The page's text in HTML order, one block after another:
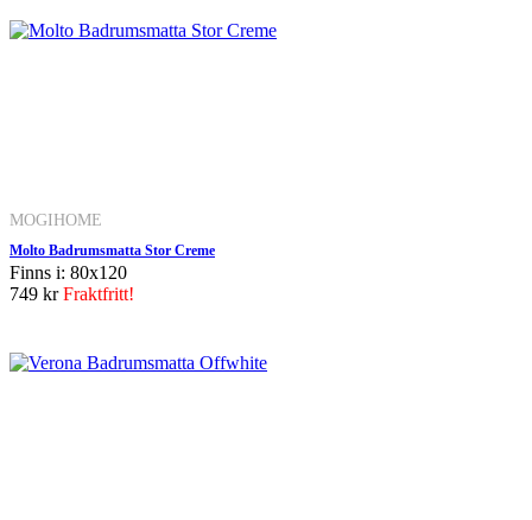
MOGIHOME
Molto Badrumsmatta Stor Creme
Finns i: 80x120
749 krFraktfritt!